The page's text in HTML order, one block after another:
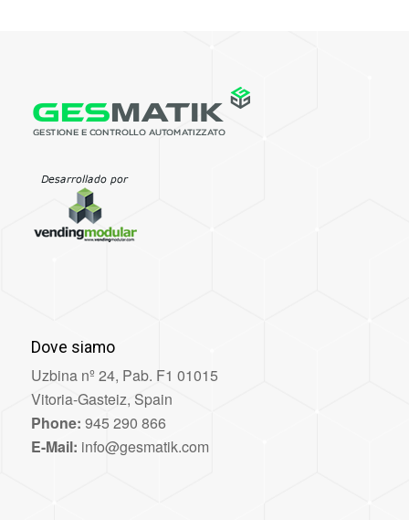
Dove siamo
Uzbina nº 24, Pab. F1 01015
Vitoria-Gasteiz, Spain
Phone: 945 290 866
E-Mail: info@gesmatik.com